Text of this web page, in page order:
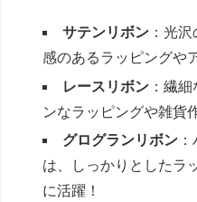
サテンリボン ：光
感のあるラッピングや
レースリボン ：繊
ンなラッピングや雑貨
グログランリボン
は、しっかりとしたラ
に活躍！